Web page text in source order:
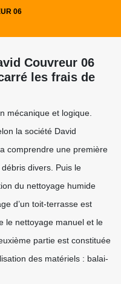
06
Couvreur 06
les frais de
mécanique et logique.
la société David
comprendre une première
divers. Puis le
du nettoyage humide
d’un toit-terrasse est
le nettoyage manuel et le
partie est constituée
des matériels : balai-